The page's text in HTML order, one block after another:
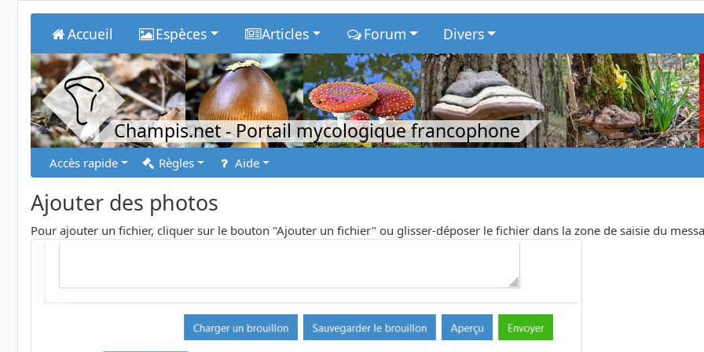
Accueil Espèces Articles Forum Divers
Champis.net- Portail mycologique francophone
Accès rapide Règles Aide
Ajouter des photos
Pour ajouter un fichier, cliquer sur le bouton "Ajouter un fichier" ou glisser-déposer le fichier dans la zone de saisie du